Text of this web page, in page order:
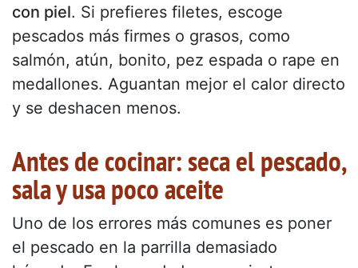
con piel. Si prefieres filetes, escoge
pescados más firmes o grasos, como
salmón, atún, bonito, pez espada o rape en
medallones. Aguantan mejor el calor directo
y se deshacen menos.
Antes de cocinar: seca el pescado,
sala y usa poco aceite
Uno de los errores más comunes es poner
el pescado en la parrilla demasiado